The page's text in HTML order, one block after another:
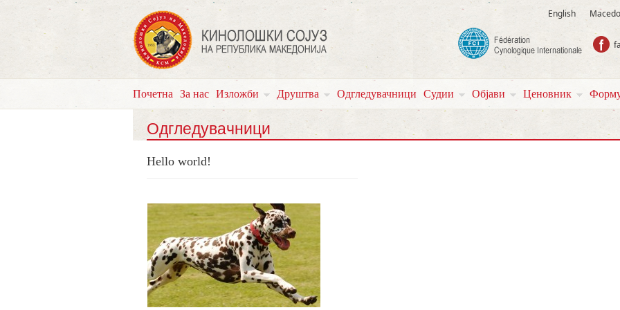
English
Почетна За нас Изложби Друштва Одгледувачници Судии Објави Ценовник
Одгледувачници
Hello world!